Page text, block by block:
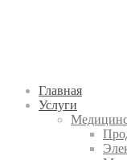
Главная
Услуги